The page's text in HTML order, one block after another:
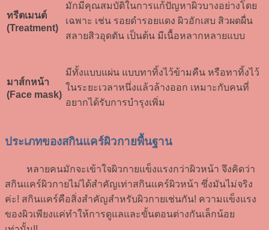
ทรีตเมนต์
(Treatment)
มักมีคุณสมบัติในการแก้ปัญหาผิวบางอย่างโดย
เฉพาะ เช่น รอยดำรอยแดง ผิวอักเสบ สิวผดผื่น
สลายสิวอุดตัน เป็นต้น มีเนื้อหลากหลายแบบ
มาส์กหน้า
(Face mask)
มีทั้งแบบแผ่น แบบทาทิ้งไว้ข้ามคืน หรือทาทิ้งไว้
ในระยะเวลาหนึ่งแล้วล้างออก เหมาะกับคนที่
อยากได้รับการบำรุงเพิ่ม
ประเภทของสกินแคร์ผิวกายพื้นฐาน
หลายคนมักจะเข้าใจผิวกายแข็งแรงกว่าผิวหน้า จึงคิดว่า
สกินแคร์ผิวกายไม่ได้สำคัญเท่าสกินแคร์ผิวหน้า ซึ่งมันไม่จริง
ค่ะ! สกินแคร์คือสิ่งสำคัญสำหรับผิวกายเช่นกัน! ความแข็งแรง
ของผิวเพียงแค่ทำให้การดูแลและขั้นตอนต่างกันเล็กน้อย